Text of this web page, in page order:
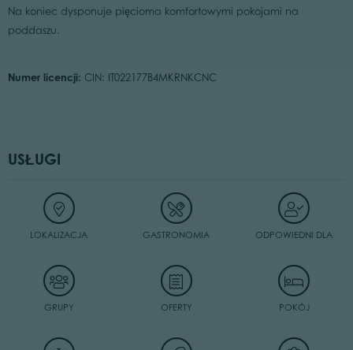
Na koniec dysponuje pięcioma komfortowymi pokojami na
poddaszu.
Numer licencji: CIN: IT022177B4MKRNKCNC
USŁUGI
LOKALIZACJA GASTRONOMIA ODPOWIEDNI DLA
GRUPY OFERTY POKÓJ